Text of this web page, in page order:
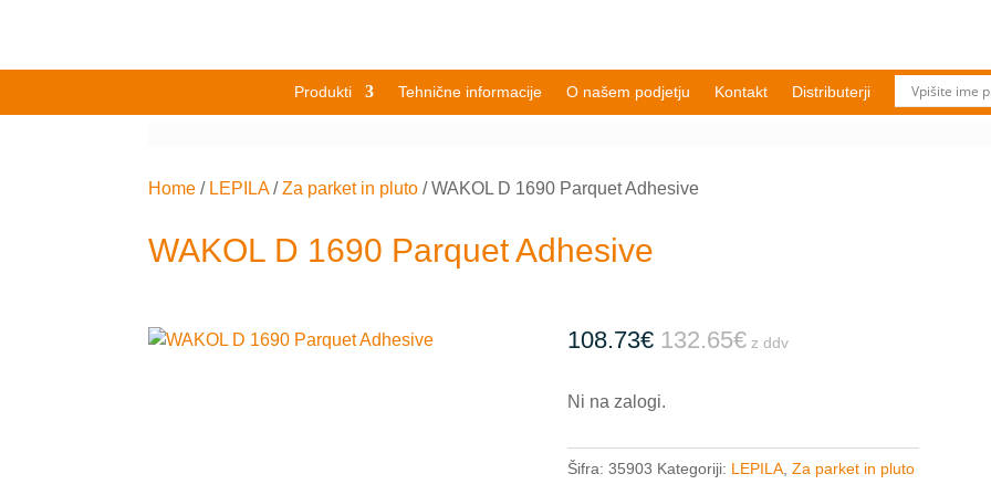
Produkti Tehnične informacije O našem podjetju Kontakt Distributerji
Home / LEPILA/Za parket in pluto /WAKOL D 1690 Parquet Adhesive
WAKOL D 1690 Parquet Adhesive
108.73€ 132.65€z ddv
Ni na zalogi.
Šifra: 35903 Kategoriji: LEPILA, Za parket in pluto